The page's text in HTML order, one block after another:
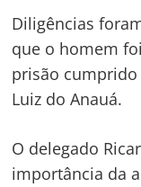
Diligências
que o homem
prisão
Luiz do Anauá.
O delegado
importância da